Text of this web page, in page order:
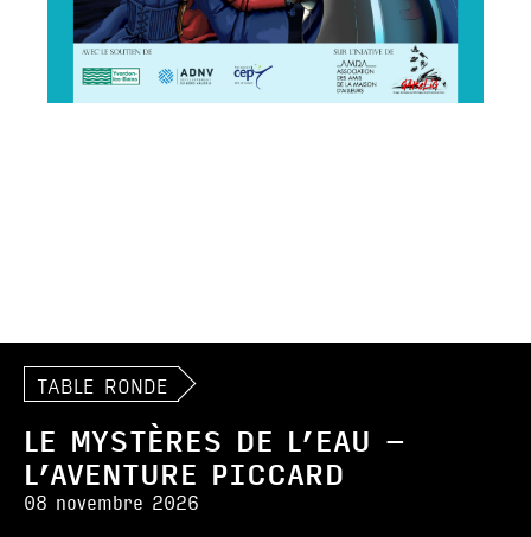
TABLE RONDE
LE MYSTÈRES DE L’EAU –
L’AVENTURE PICCARD
08 novembre 2026